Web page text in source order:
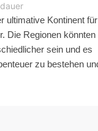
ultimative Kontinent für
Die Regionen könnten
sein und es
zu bestehen